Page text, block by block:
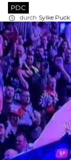
PDC
durch Sylke Puck